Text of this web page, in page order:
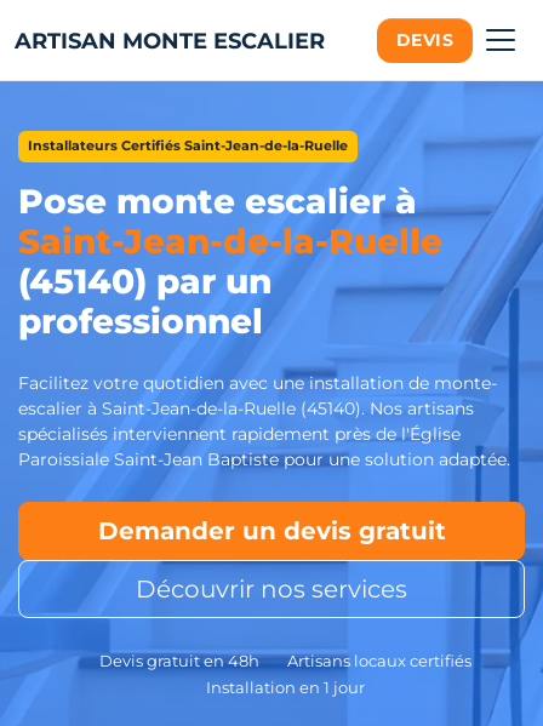
ARTISAN MONTE ESCALIER DEVIS
Installateurs Certifiés Saint-Jean-de-la-Ruelle
Pose monte escalier à
Saint-Jean-de-la-Ruelle
(45140) par un
professionnel
Facilitez votre quotidien avec une installation de monte-
escalier à Saint-Jean-de-la-Ruelle (45140). Nos artisans
spécialisés interviennent rapidement près de l'Église
Paroissiale Saint-Jean Baptiste pour une solution adaptée.
Demander un devis gratuit
Découvrir nos services
Devis gratuit en 48h
Artisans locaux certifiés
Installation en 1 jour